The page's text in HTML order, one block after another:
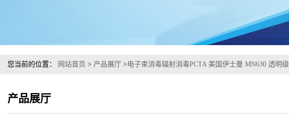
您当前的位置： 网站首页 > 产品展厅 >电子束消毒辐射消毒PCTA 美国伊士曼 MN630 透明级
产品展厅